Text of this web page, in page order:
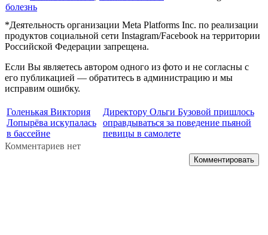
болезнь
*Деятельность организации Meta Platforms Inc. по реализации
продуктов социальной сети Instagram/Facebook на территории
Российской Федерации запрещена.
Если Вы являетесь автором одного из фото и не согласны с
его публикацией — обратитесь в администрацию и мы
исправим ошибку.
Голенькая Виктория
Лопырёва искупалась
в бассейне
Директору Ольги Бузовой пришлось
оправдываться за поведение пьяной
певицы в самолете
Комментариев нет
Комментировать